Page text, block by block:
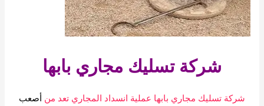
شركة تسليك مجاري بابها
شركة تسليك مجاري بابها عملية انسداد المجاري تعد منأصعب